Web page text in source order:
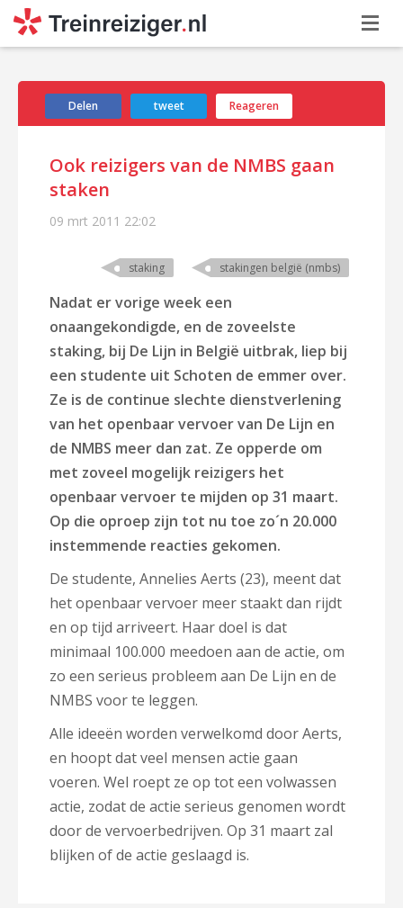
Delen tweet Reageren
Ook reizigers van de NMBS gaan
staken
09 mrt 2011 22:02
staking stakingen belgië (nmbs)
Nadat er vorige week een
onaangekondigde, en de zoveelste
staking, bij De Lijn in België uitbrak, liep bij
een studente uit Schoten de emmer over.
Ze is de continue slechte dienstverlening
van het openbaar vervoer van De Lijn en
de NMBS meer dan zat. Ze opperde om
met zoveel mogelijk reizigers het
openbaar vervoer te mijden op 31 maart.
Op die oproep zijn tot nu toe zo´n 20.000
instemmende reacties gekomen.
De studente, Annelies Aerts (23), meent dat
het openbaar vervoer meer staakt dan rijdt
en op tijd arriveert. Haar doel is dat
minimaal 100.000 meedoen aan de actie, om
zo een serieus probleem aan De Lijn en de
NMBS voor te leggen.
Alle ideeën worden verwelkomd door Aerts,
en hoopt dat veel mensen actie gaan
voeren. Wel roept ze op tot een volwassen
actie, zodat de actie serieus genomen wordt
door de vervoerbedrijven. Op 31 maart zal
blijken of de actie geslaagd is.